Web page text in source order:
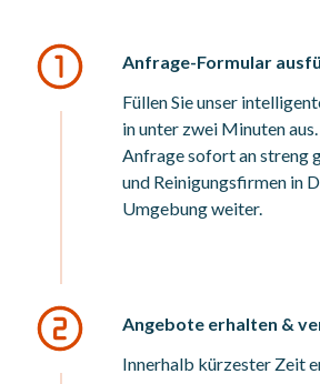
Anfrage-Formular
Füllen Sie unser
in unter zwei Minuten
Anfrage sofort an streng
und Reinigungsfirmen in
Umgebung weiter.
Angebote erhalten &
Innerhalb kürzester Zeit